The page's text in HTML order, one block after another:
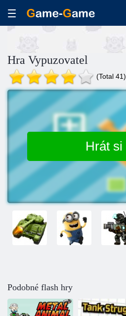
Hra Vypuzovatel
(Total 41)
Hrát si
Podobné flash hry